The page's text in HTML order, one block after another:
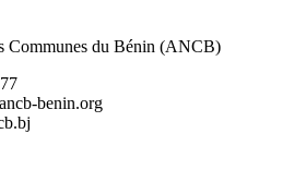
Communes du Bénin (ANCB)
benin.org